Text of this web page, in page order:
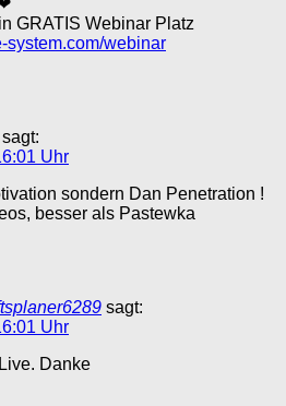
GRATIS Webinar Platz
system.com/webinar
sagt:
Uhr
sondern Dan Penetration !
besser als Pastewka
sagt:
Uhr
Danke